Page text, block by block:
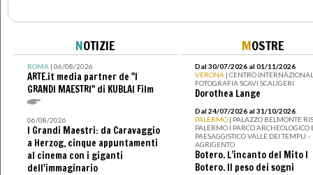
NOTIZIE
ROMA| 06/08/2026
ARTE.it media partner de "I
GRANDI MAESTRI" di KUBLAI Film
06/08/2026
I Grandi Maestri: da Caravaggio
a Herzog, cinque appuntamenti
al cinema con i giganti
dell'immaginario
MOSTRE
Dal 30/07/2026 al 01/11/2026
VERONA | CENTRO
FOTOGRAFIA SCAVI SCALIGERI
Dorothea Lange
Dal 24/07/2026 al 31/10/2026
PALERMO | PALAZZO BELMONTE
PALERMO I PARCO ARCHEOLOGICO
PAESAGGISTICO VALLE DEI TEMPLI -
AGRIGENTO
Botero. L’incanto del Mito I
Botero. Il peso dei sogni